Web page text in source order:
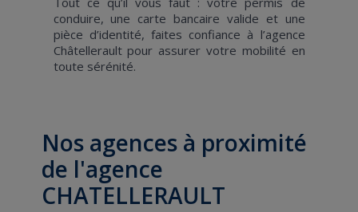
conduire, une carte bancaire valide et une
pièce d’identité, faites confiance à l’agence
Châtellerault pour assurer votre mobilité en
toute sérénité.
Nos agences à proximité
de l'agence
CHATELLERAULT